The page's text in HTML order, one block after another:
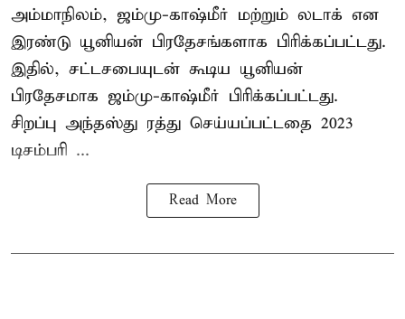
அம்மாநிலம், ஜம்மு-காஷ்மீர் மற்றும் லடாக் என
இரண்டு யூனியன் பிரதேசங்களாக பிரிக்கப்பட்டது.
இதில், சட்டசபையுடன் கூடிய யூனியன்
பிரதேசமாக ஜம்மு-காஷ்மீர் பிரிக்கப்பட்டது.
சிறப்பு அந்தஸ்து ரத்து செய்யப்பட்டதை 2023
டிசம்பரி ...
Read More